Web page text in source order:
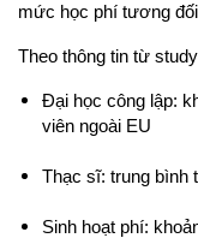
mức học phí tương
Theo thông tin từ
Đại học công lập:
viên ngoài EU
Thạc sĩ: trung bình
Sinh hoạt phí: